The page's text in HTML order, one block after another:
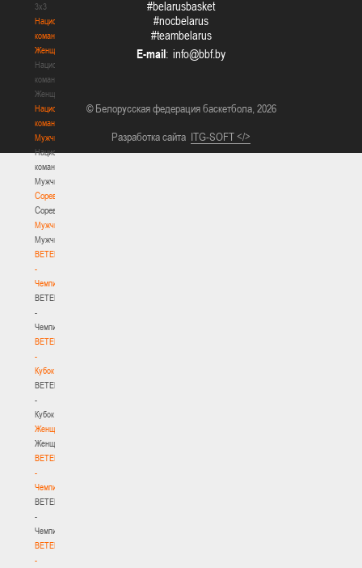
3х3
Национальная
команда.
Женщины
Национальная
команда.
Женщины
Национальная
команда.
Мужчины
Национальная
команда.
Мужчины
Соревнования
Соревнования
Мужчины
Мужчины
BETERA
-
Чемпионат
BETERA
-
Чемпионат
BETERA
-
Кубок
BETERA
-
Кубок
Женщины
Женщины
BETERA
-
Чемпионат
BETERA
-
Чемпионат
BETERA
-
#belarusbasket
#nocbelarus
#teambelarus
E-mail:
© Белорусская федерация баскетбола, 2026
Разработка сайта ITG-SOFT </>